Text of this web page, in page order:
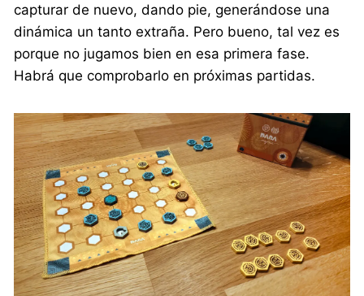
capturar de nuevo, dando pie, generándose una
dinámica un tanto extraña. Pero bueno, tal vez es
porque no jugamos bien en esa primera fase.
Habrá que comprobarlo en próximas partidas.